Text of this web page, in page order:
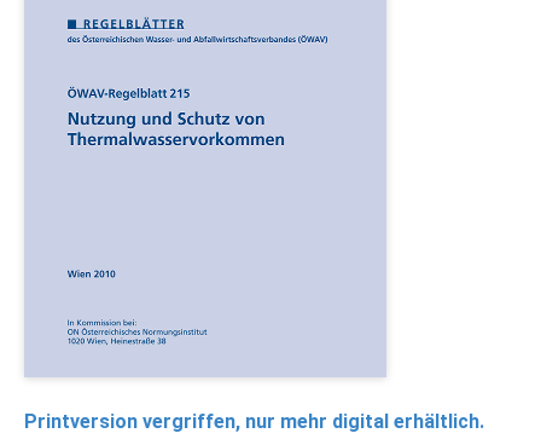
Printversion vergriffen, nur mehr digital erhältlich.